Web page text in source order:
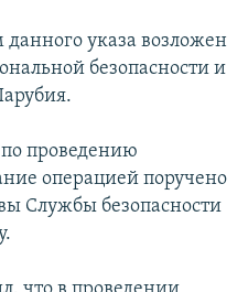
указа возложен
безопасности и
проведению
операцией поручено
Службы безопасности